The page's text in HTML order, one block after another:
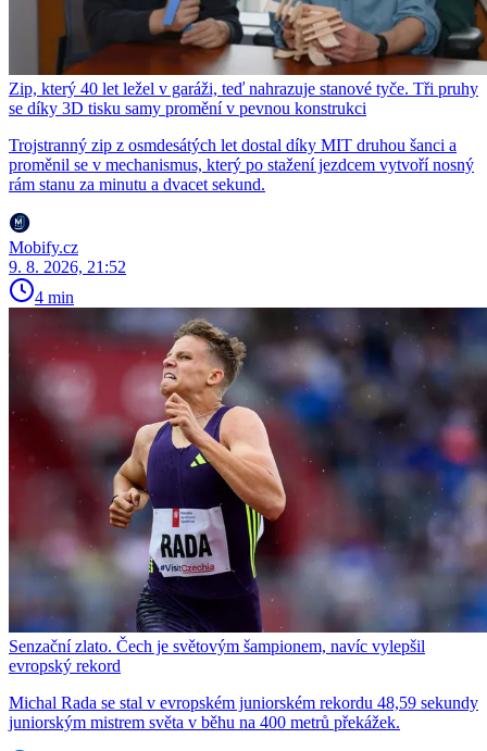
Zip, který 40 let ležel v garáži, teď nahrazuje stanové tyče. Tři pruhy
se díky 3D tisku samy promění v pevnou konstrukci
Trojstranný zip z osmdesátých let dostal díky MIT druhou šanci a
proměnil se v mechanismus, který po stažení jezdcem vytvoří nosný
rám stanu za minutu a dvacet sekund.
Mobify.cz
9. 8. 2026, 21:52
4 min
Senzační zlato. Čech je světovým šampionem, navíc vylepšil
evropský rekord
Michal Rada se stal v evropském juniorském rekordu 48,59 sekundy
juniorským mistrem světa v běhu na 400 metrů překážek.